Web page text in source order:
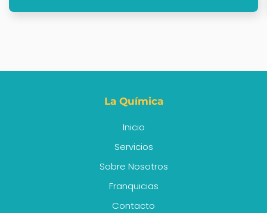
La Química
Inicio
Servicios
Sobre Nosotros
Franquicias
Contacto